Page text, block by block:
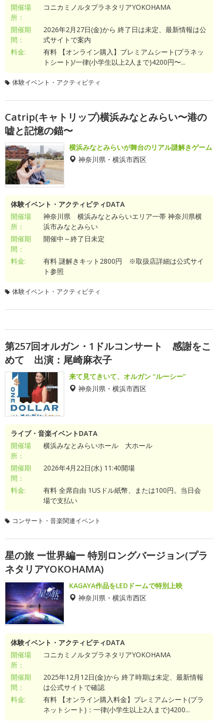
開催場
所：
コニカミノルタプラネタリアYOKOHAMA
開催期
間：
2026年2月27日(金)から 終了日は未定、最新情報は公
式サイトで案内
料金:
有料 【オンライン購入】プレミアムシート(プラネッ
トシート)/一律(小学生以上2人まで)4200円〜...
体験イベント・アクティビティ
Catrip(キャトリップ)横浜みなとみらい〜港の
嘘と記憶の錨〜
横浜みなとみらいが舞台のリアル謎解きゲーム
神奈川県・横浜市西区
体験イベント・アクティビティDATA
開催場
所：
神奈川県 横浜みなとみらいエリア一帯 神奈川県横
浜市みなとみらい
開催期
間：
開催中～終了日未定
料金:
有料 謎解きキット2800円 ※取扱店詳細は公式サイ
ト参照
体験イベント・アクティビティ
第257回オルガン・1ドルコンサート 感謝をこ
めて 出演：尾崎麻衣子
来て見てきいて、オルガン “ルーシー”
神奈川県・横浜市西区
ライブ・音楽イベントDATA
開催場
所：
横浜みなとみらいホール 大ホール
開催期
間：
2026年4月22日(水) 11:40開場
料金:
有料 全席自由 1USドル紙幣、または100円。当日会
場で支払い
コンサート・音楽関連イベント
星の旅 ー世界編ー 特別ロングバージョン(プラ
ネタリアYOKOHAMA)
KAGAYA作品をLEDドームで特別上映
神奈川県・横浜市西区
体験イベント・アクティビティDATA
開催場
所：
コニカミノルタプラネタリアYOKOHAMA
開催期
間：
2025年12月12日(金)から 終了時期は未定、最新情報
は公式サイトで確認
料金:
有料 【オンライン購入料金】プレミアムシート(プラ
ネットシート)：一律(小学生以上2人まで)4200...